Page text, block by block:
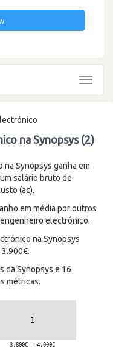
Toggle
na Synopsys (2)
Synopsys ganha em
salário bruto de
(ac).
em média por outros
electrónico.
na Synopsys
da Synopsys e 16
métricas.